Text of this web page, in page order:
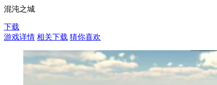
混沌之城
下载
游戏详情 相关下载 猜你喜欢